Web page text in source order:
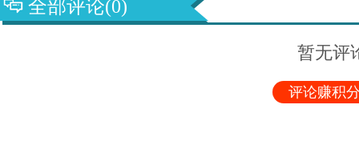
全部评论(0)
暂无评
评论赚积